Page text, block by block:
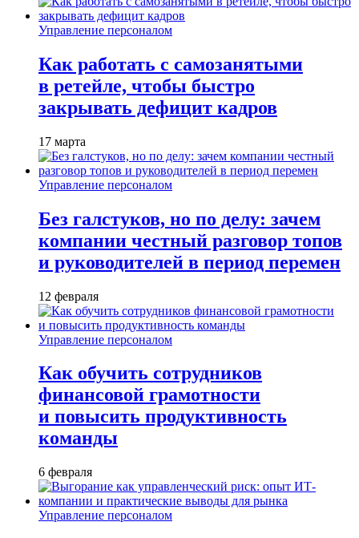
Управление персоналом
Как работать с самозанятыми
в ретейле, чтобы быстро
закрывать дефицит кадров
17 марта
Управление персоналом
Без галстуков, но по делу: зачем
компании честный разговор топов
и руководителей в период перемен
12 февраля
Управление персоналом
Как обучить сотрудников
финансовой грамотности
и повысить продуктивность
команды
6 февраля
Управление персоналом